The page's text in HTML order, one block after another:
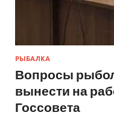
РЫБАЛКА
Вопросы
вынести на
Госсовета